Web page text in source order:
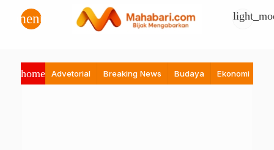
menu
home Advetorial Breaking News Budaya Ekonomi